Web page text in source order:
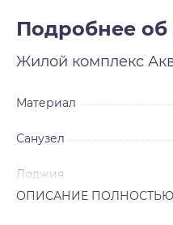
преобразование
микрорайона
природой и
разместятся
инфраструктуры. В
как данный район
Новосибирска.
Подробнее об
Жилой комплекс
Материал
Санузел
Лоджия